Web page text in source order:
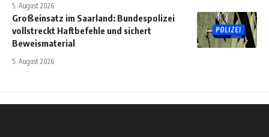
5. August 2026
Großeinsatz im Saarland: Bundespolizei
vollstreckt Haftbefehle und sichert
Beweismaterial
5. August 2026